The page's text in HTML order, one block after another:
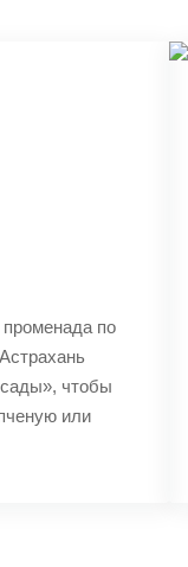
променада по
чтобы
или